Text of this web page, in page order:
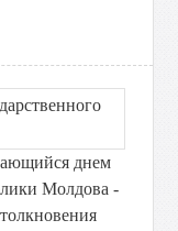
днем
Молдова -